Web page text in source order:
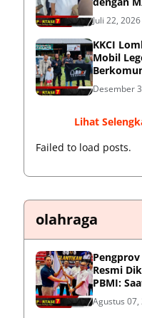
Dipanggil
Juli 22, 2026
KKCI
Mobil
Manfaat
Imej
Desember
Lihat
Failed to load posts.
olahraga
Resmi
PBMI:
Agustus 07,